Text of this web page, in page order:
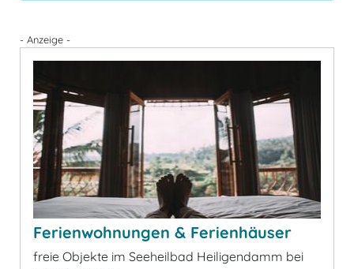
- Anzeige -
Ferienwohnungen & Ferienhäuser
freie Objekte im Seeheilbad Heiligendamm bei